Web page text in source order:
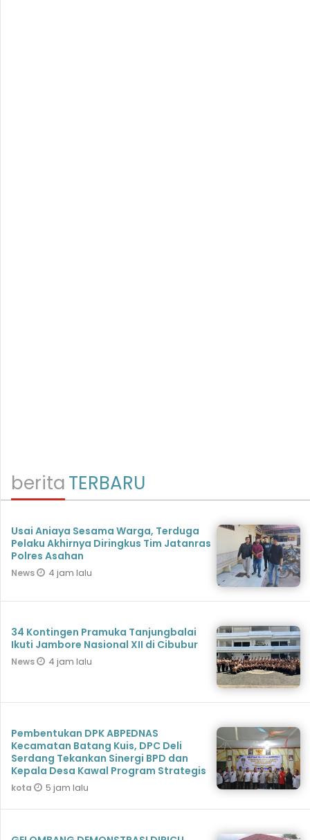
beritaTERBARU
Usai Aniaya Sesama Warga, Terduga
Pelaku Akhirnya Diringkus Tim Jatanras
Polres Asahan
News 4 jam lalu
34 Kontingen Pramuka Tanjungbalai
Ikuti Jambore Nasional XII di Cibubur
News 4 jam lalu
Pembentukan DPK ABPEDNAS
Kecamatan Batang Kuis, DPC Deli
Serdang Tekankan Sinergi BPD dan
Kepala Desa Kawal Program Strategis
kota 5 jam lalu